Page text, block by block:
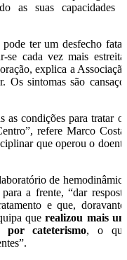
as suas capacidades e
ter um desfecho fatal,
cada vez mais estreita,
explica a Associação
Os sintomas são cansaço,
condições para tratar os
refere Marco Costa,
que operou o doente
de hemodinâmica
a frente, “dar resposta
e que, doravante,
querealizou mais um
por cateterismo, o que